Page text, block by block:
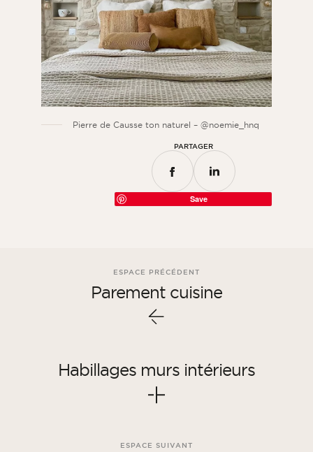
Pierre de Causse ton naturel – @noemie_hnq
PARTAGER
Save
ESPACE PRÉCÉDENT
Parement cuisine
Habillages murs intérieurs
ESPACE SUIVANT